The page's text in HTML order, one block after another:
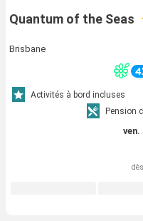
Quantum of the Seas
Brisbane
Activités à bord incluses
Pension
ven.
dès